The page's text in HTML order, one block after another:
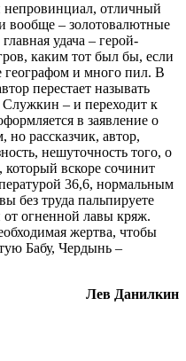
непровинциал, отличный
вообще – золотовалютные
удача – герой-
каким тот был бы, если
и много пил. В
перестает называть
Служкин – и переходит к
в заявление о
но рассказчик, автор,
нешуточность того, о
вскоре сочинит
36,6, нормальным
без труда пальпируете
огненной лавы кряж.
жертва, чтобы
Бабу, Чердынь –
Лев Данилкин